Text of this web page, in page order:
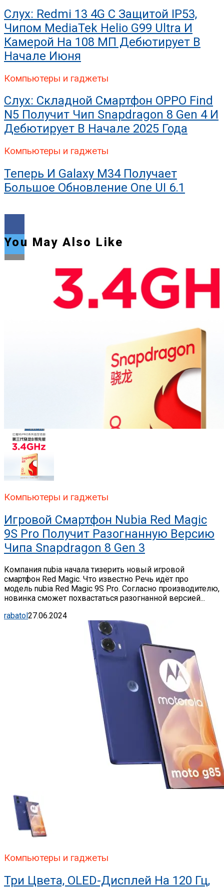
Слух: Redmi 13 4G С Защитой IP53,
Чипом MediaTek Helio G99 Ultra И
Камерой На 108 МП Дебютирует В
Начале Июня
Компьютеры и гаджеты
Слух: Складной Смартфон OPPO Find
N5 Получит Чип Snapdragon 8 Gen 4 И
Дебютирует В Начале 2025 Года
Компьютеры и гаджеты
Теперь И Galaxy M34 Получает
Большое Обновление One UI 6.1
Email
You May Also Like
Компьютеры и гаджеты
Игровой Смартфон Nubia Red Magic
9S Pro Получит Разогнанную Версию
Чипа Snapdragon 8 Gen 3
Компания nubia начала тизерить новый игровой
смартфон Red Magic. Что известно Речь идёт про
модель nubia Red Magic 9S Pro. Согласно производителю,
новинка сможет похвастаться разогнанной версией...
rabatol 27.06.2024
Компьютеры и гаджеты
Три Цвета, OLED-Дисплей На 120 Гц,